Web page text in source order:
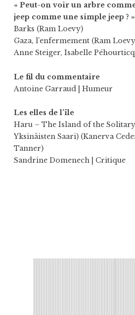
« Peut-on voir un arbre
jeep comme une simple jeep ? »
Barks (Ram Loevy)
Gaza, l’enfermement (Ram
Anne Steiger, Isabelle Péhourticq
Le fil du commentaire
Antoine Garraud
| Humeur
Les elles de l’île
Haru – The Island of the
Yksinäisten Saari) (Kanerva
Tanner)
Sandrine Domenech | Critique